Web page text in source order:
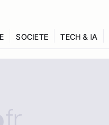
SOCIETE TECH & IA